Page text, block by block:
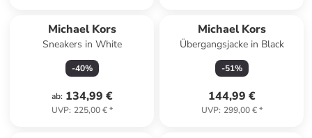
Michael Kors
Sneakers in White
-40%
ab: 134,99 €
UVP: 225,00 €*
Michael Kors
Übergangsjacke in Black
-51%
144,99 €
UVP: 299,00 €*